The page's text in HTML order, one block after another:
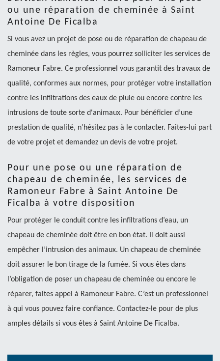
ou une réparation de cheminée à Saint
Antoine De Ficalba
Si vous avez un projet de pose ou de réparation de chapeau de
cheminée dans les règles, vous pourrez solliciter les services de
Ramoneur Fabre. Ce professionnel vous garantit des travaux de
qualité, conformes aux normes, pour protéger votre installation
contre les infiltrations des eaux de pluie ou encore contre les
intrusions de toute sorte d'animaux. Pour bénéficier d’une
prestation de qualité, n’hésitez pas à le contacter. Faites-lui part
de votre projet et demandez un devis de votre projet.
Pour une pose ou une réparation de
chapeau de cheminée, les services de
Ramoneur Fabre à Saint Antoine De
Ficalba à votre disposition
Pour protéger le conduit contre les infiltrations d’eau, un
chapeau de cheminée doit être en bon état. Il doit aussi
empêcher l’intrusion des animaux. Un chapeau de cheminée
doit assurer le bon tirage de la fumée. Si vous êtes dans
l’obligation de poser un chapeau de cheminée ou encore le
réparer, faites appel à Ramoneur Fabre. C’est un professionnel
à qui vous pouvez faire confiance. Contactez-le pour de plus
amples détails si vous êtes à Saint Antoine De Ficalba.